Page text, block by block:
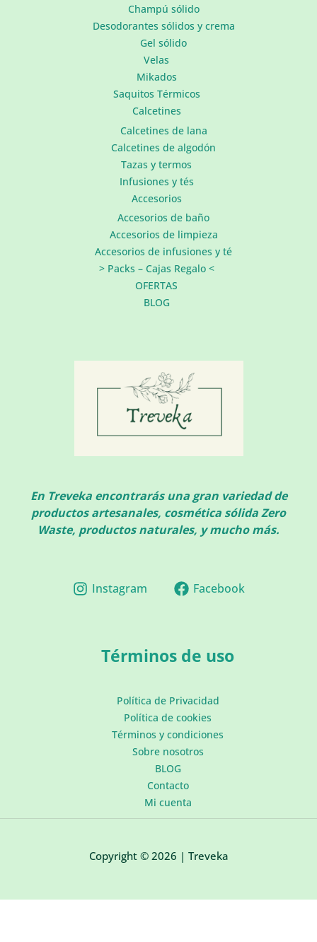
Champú sólido
Desodorantes sólidos y crema
Gel sólido
Velas
Mikados
Saquitos Térmicos
Calcetines
Calcetines de lana
Calcetines de algodón
Tazas y termos
Infusiones y tés
Accesorios
Accesorios de baño
Accesorios de limpieza
Accesorios de infusiones y té
> Packs – Cajas Regalo <
OFERTAS
BLOG
En Treveka encontrarás una gran variedad de
productos artesanales, cosmética sólida Zero
Waste, productos naturales, y mucho más.
Instagram Facebook
Términos de uso
Política de Privacidad
Política de cookies
Términos y condiciones
Sobre nosotros
BLOG
Contacto
Mi cuenta
Copyright © 2026 | Treveka